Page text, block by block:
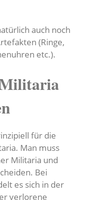
auch noch
(Ringe,
etc.).
für die
Man muss
Militaria und
Bei
es sich in der
verlorene